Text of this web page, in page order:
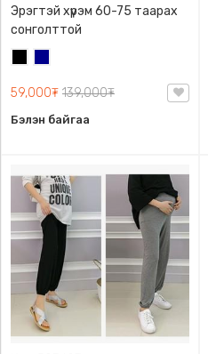
Эрэгтэй хүрэм 60-75 таарах
сонголттой
59,000₮ 139,000₮
Бэлэн байгаа